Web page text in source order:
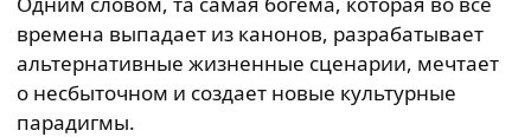
времена выпадает из канонов, разрабатывает
альтернативные жизненные сценарии, мечтает
о несбыточном и создает новые культурные
парадигмы.